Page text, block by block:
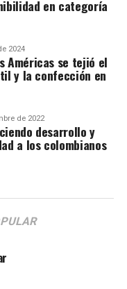
en categoría
2024
Américas se tejió el
y la confección en
de 2022
desarrollo y
a los colombianos